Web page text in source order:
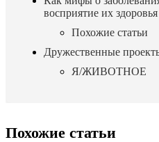
восприятие их
Похожие статьи
Дружественные
Я/ЖИВОТНОЕ
Похожие статьи